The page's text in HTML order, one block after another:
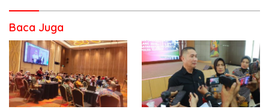
Baca Juga